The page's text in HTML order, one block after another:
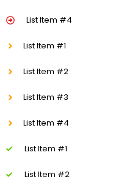
List Item #4
List Item #1
List Item #2
List Item #3
List Item #4
List Item #1
List Item #2